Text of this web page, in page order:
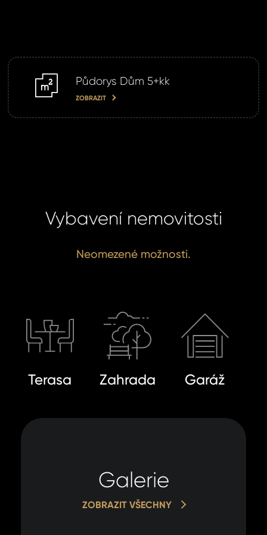
Půdorys Dům 5+kk
ZOBRAZIT
Vybavení nemovitosti
Neomezené možnosti.
Terasa Zahrada Garáž
Galerie
ZOBRAZIT VŠECHNY